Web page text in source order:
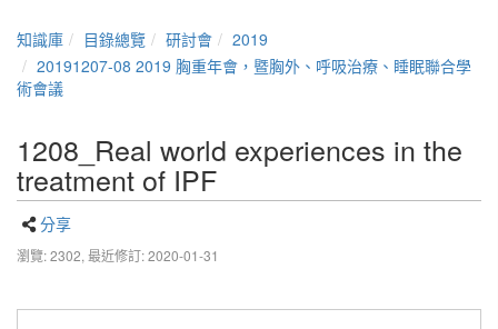
知識庫 目錄總覽 研討會
2019
20191207-08 2019 胸重年會，暨胸外、呼吸治療、睡眠聯合學
術會議
1208_Real world experiences in the
treatment of IPF
分享
瀏覽: 2302, 最近修訂: 2020-01-31